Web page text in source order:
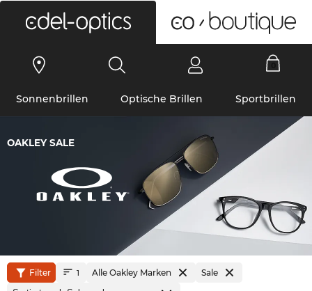
Sonnenbrillen Optische Brillen Sportbrillen
OAKLEY SALE
Filter 1 Alle Oakley Marken Sale